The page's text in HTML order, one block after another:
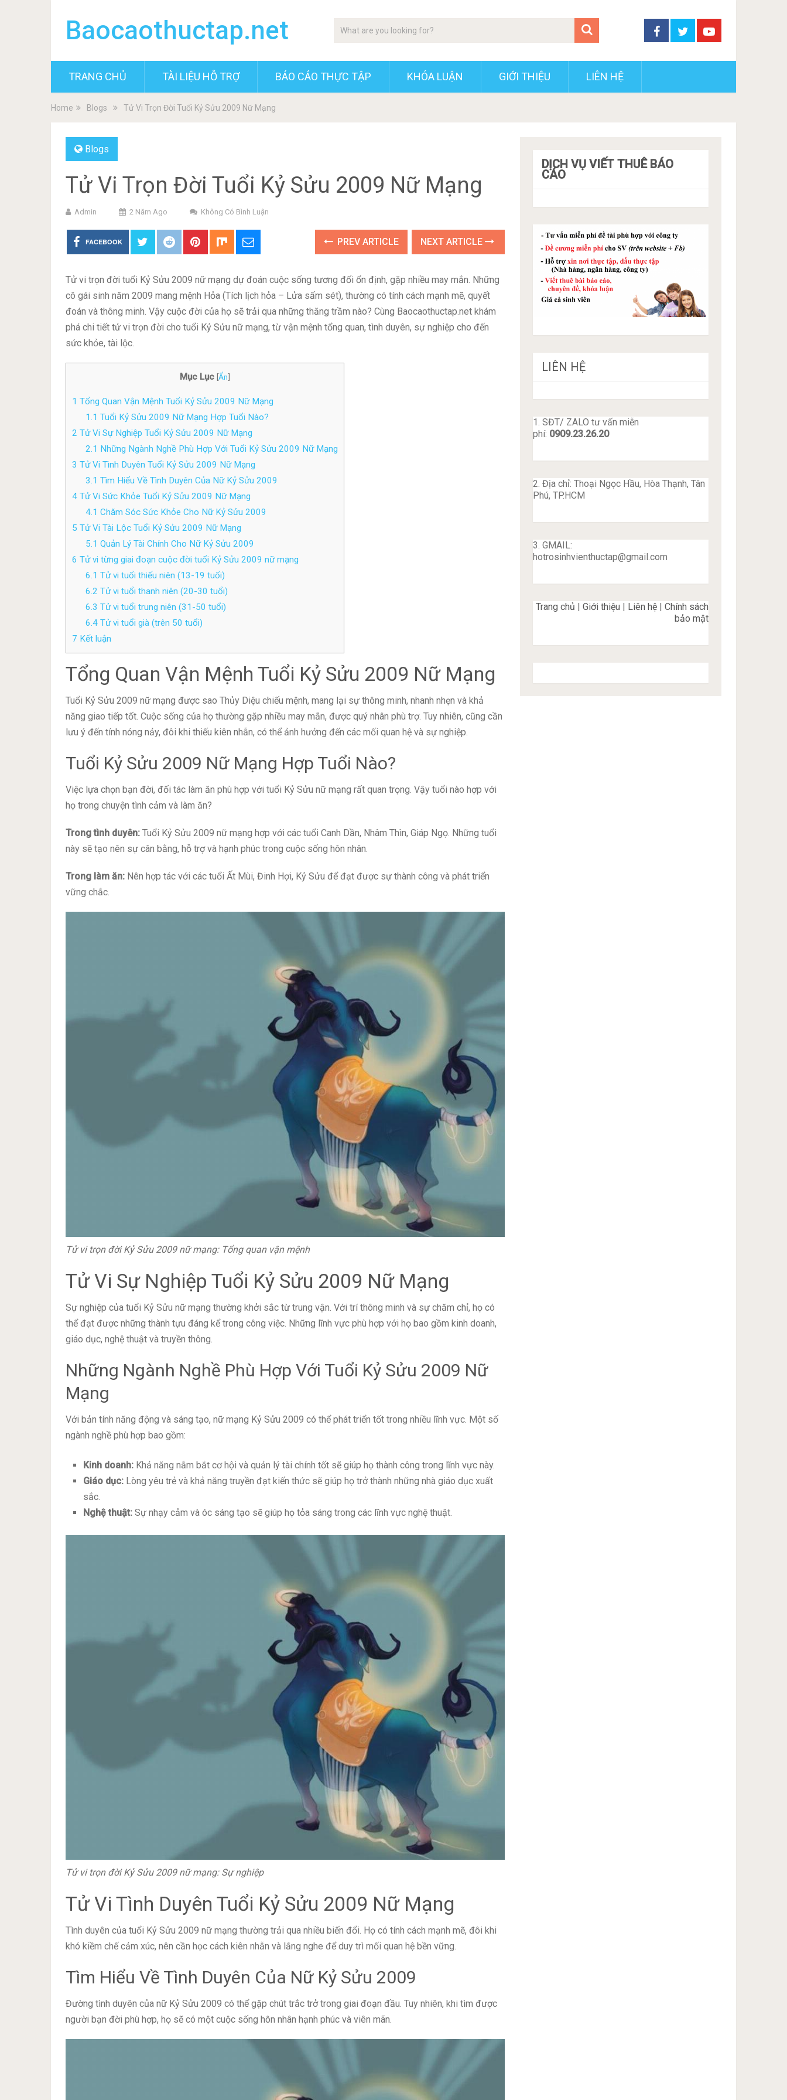
Baocaothuctap.net
TRANG CHỦ TÀI LIỆU HỖ TRỢ BÁO CÁO THỰC TẬP KHÓA LUẬN GIỚI THIỆU LIÊN HỆ
Home Blogs Tử Vi Trọn Đời Tuổi Kỷ Sửu 2009 Nữ Mạng
Blogs
Tử Vi Trọn Đời Tuổi Kỷ Sửu 2009 Nữ Mạng
Admin 2 Năm Ago Không Có Bình Luận
FACEBOOK PREV ARTICLE NEXT ARTICLE
Tử vi trọn đời tuổi Kỷ Sửu 2009 nữ mạng dự đoán cuộc sống tương đối ổn định, gặp nhiều may mắn. Những
cô gái sinh năm 2009 mang mệnh Hỏa (Tích lịch hỏa – Lửa sấm sét), thường có tính cách mạnh mẽ, quyết
đoán và thông minh. Vậy cuộc đời của họ sẽ trải qua những thăng trầm nào? Cùng Baocaothuctap.net khám
phá chi tiết tử vi trọn đời cho tuổi Kỷ Sửu nữ mạng, từ vận mệnh tổng quan, tình duyên, sự nghiệp cho đến
sức khỏe, tài lộc.
Mục Lục [Ẩn]
1 Tổng Quan Vận Mệnh Tuổi Kỷ Sửu 2009 Nữ Mạng
1.1 Tuổi Kỷ Sửu 2009 Nữ Mạng Hợp Tuổi Nào?
2 Tử Vi Sự Nghiệp Tuổi Kỷ Sửu 2009 Nữ Mạng
2.1 Những Ngành Nghề Phù Hợp Với Tuổi Kỷ Sửu 2009 Nữ Mạng
3 Tử Vi Tình Duyên Tuổi Kỷ Sửu 2009 Nữ Mạng
3.1 Tìm Hiểu Về Tình Duyên Của Nữ Kỷ Sửu 2009
4 Tử Vi Sức Khỏe Tuổi Kỷ Sửu 2009 Nữ Mạng
4.1 Chăm Sóc Sức Khỏe Cho Nữ Kỷ Sửu 2009
5 Tử Vi Tài Lộc Tuổi Kỷ Sửu 2009 Nữ Mạng
5.1 Quản Lý Tài Chính Cho Nữ Kỷ Sửu 2009
6 Tử vi từng giai đoạn cuộc đời tuổi Kỷ Sửu 2009 nữ mạng
6.1 Tử vi tuổi thiếu niên (13-19 tuổi)
6.2 Tử vi tuổi thanh niên (20-30 tuổi)
6.3 Tử vi tuổi trung niên (31-50 tuổi)
6.4Tử vi tuổi già (trên 50 tuổi)
7 Kết luận
Tổng Quan Vận Mệnh Tuổi Kỷ Sửu 2009 Nữ Mạng
Tuổi Kỷ Sửu 2009 nữ mạng được sao Thủy Diệu chiếu mệnh, mang lại sự thông minh, nhanh nhẹn và khả
năng giao tiếp tốt. Cuộc sống của họ thường gặp nhiều may mắn, được quý nhân phù trợ. Tuy nhiên, cũng cần
lưu ý đến tính nóng nảy, đôi khi thiếu kiên nhẫn, có thể ảnh hưởng đến các mối quan hệ và sự nghiệp.
Tuổi Kỷ Sửu 2009 Nữ Mạng Hợp Tuổi Nào?
Việc lựa chọn bạn đời, đối tác làm ăn phù hợp với tuổi Kỷ Sửu nữ mạng rất quan trọng. Vậy tuổi nào hợp với
họ trong chuyện tình cảm và làm ăn?
Trong tình duyên: Tuổi Kỷ Sửu 2009 nữ mạng hợp với các tuổi Canh Dần, Nhâm Thìn, Giáp Ngọ. Những tuổi
này sẽ tạo nên sự cân bằng, hỗ trợ và hạnh phúc trong cuộc sống hôn nhân.
Trong làm ăn: Nên hợp tác với các tuổi Ất Mùi, Đinh Hợi, Kỷ Sửu để đạt được sự thành công và phát triển
vững chắc.
Tử vi trọn đời Kỷ Sửu 2009 nữ mạng: Tổng quan vận mệnh
Tử Vi Sự Nghiệp Tuổi Kỷ Sửu 2009 Nữ Mạng
Sự nghiệp của tuổi Kỷ Sửu nữ mạng thường khởi sắc từ trung vận. Với trí thông minh và sự chăm chỉ, họ có
thể đạt được những thành tựu đáng kể trong công việc. Những lĩnh vực phù hợp với họ bao gồm kinh doanh,
giáo dục, nghệ thuật và truyền thông.
Những Ngành Nghề Phù Hợp Với Tuổi Kỷ Sửu 2009 Nữ
Mạng
Với bản tính năng động và sáng tạo, nữ mạng Kỷ Sửu 2009 có thể phát triển tốt trong nhiều lĩnh vực. Một số
ngành nghề phù hợp bao gồm:
Kinh doanh: Khả năng nắm bắt cơ hội và quản lý tài chính tốt sẽ giúp họ thành công trong lĩnh vực này.
Giáo dục: Lòng yêu trẻ và khả năng truyền đạt kiến thức sẽ giúp họ trở thành những nhà giáo dục xuất
sắc.
Nghệ thuật: Sự nhạy cảm và óc sáng tạo sẽ giúp họ tỏa sáng trong các lĩnh vực nghệ thuật.
Tử vi trọn đời Kỷ Sửu 2009 nữ mạng: Sự nghiệp
Tử Vi Tình Duyên Tuổi Kỷ Sửu 2009 Nữ Mạng
Tình duyên của tuổi Kỷ Sửu 2009 nữ mạng thường trải qua nhiều biến đổi. Họ có tính cách mạnh mẽ, đôi khi
khó kiềm chế cảm xúc, nên cần học cách kiên nhẫn và lắng nghe để duy trì mối quan hệ bền vững.
Tìm Hiểu Về Tình Duyên Của Nữ Kỷ Sửu 2009
Đường tình duyên của nữ Kỷ Sửu 2009 có thể gặp chút trắc trở trong giai đoạn đầu. Tuy nhiên, khi tìm được
người bạn đời phù hợp, họ sẽ có một cuộc sống hôn nhân hạnh phúc và viên mãn.
DỊCH VỤ VIẾT THUÊ BÁO
CÁO
LIÊN HỆ
1. SĐT/ ZALO tư vấn miễn
phí: 0909.23.26.20
2. Địa chỉ: Thoại Ngọc Hầu, Hòa Thạnh, Tân
Phú, TP.HCM
3. GMAIL:
hotrosinhvienthuctap@gmail.com
Trang chủ | Giới thiệu | Liên hệ | Chính sách
bảo mật